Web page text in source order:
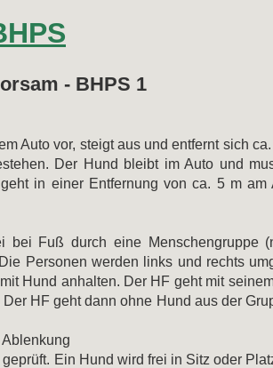
- BHPS 1
Auto vor, steigt aus und entfernt sich
Der Hund bleibt im Auto und
in einer Entfernung von ca. 5 m
bei Fuß durch eine Menschengruppe
Personen werden links und rechts
Hund anhalten. Der HF geht mit
HF geht dann ohne Hund aus der
Ein Hund wird frei in Sitz oder